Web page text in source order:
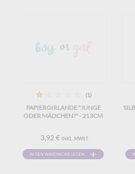
(1)
PAPIERGIRLANDE "JUNGE
ODER MÄDCHEN?" - 213CM
3,92 € INKL. MWST.
IN DEN WARENKORB LEGEN